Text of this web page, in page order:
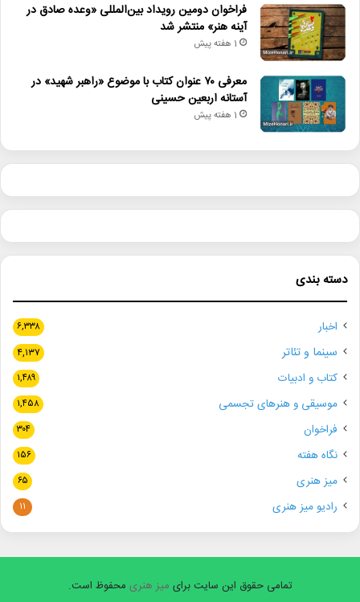
فراخوان دومین رویداد بین‌المللی «وعده صادق در
آینه هنر» منتشر شد
1 هفته پیش
معرفی ۷۰ عنوان کتاب با موضوع «راهبر شهید» در
آستانه اربعین حسینی
1 هفته پیش
دسته بندی
اخبار ۶,۳۳۸
سینما و تئاتر ۴,۱۳۷
کتاب و ادبیات ۱,۴۸۹
موسیقی و هنرهای تجسمی ۱,۴۵۸
فراخوان ۳۰۴
نگاه هفته ۱۵۶
میز هنری ۶۵
رادیو میز هنری ۱۱
تمامی حقوق این سایت برای میز هنری محفوظ است.